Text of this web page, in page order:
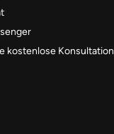
kostenlose Konsultation